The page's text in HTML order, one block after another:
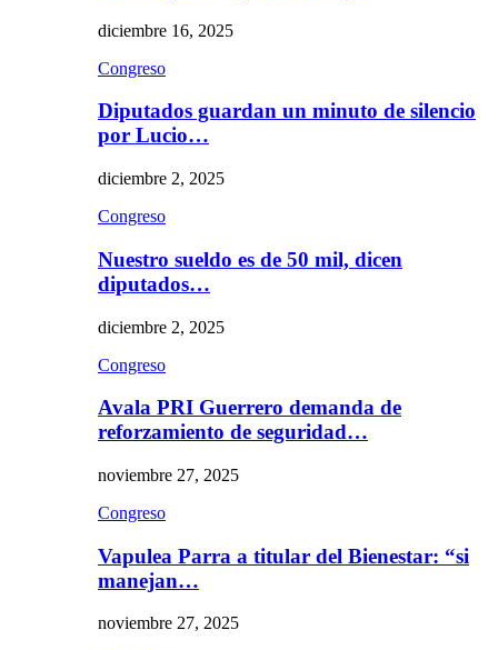
diciembre 16, 2025
Congreso
Diputados guardan un minuto de silencio
por Lucio…
diciembre 2, 2025
Congreso
Nuestro sueldo es de 50 mil, dicen
diputados…
diciembre 2, 2025
Congreso
Avala PRI Guerrero demanda de
reforzamiento de seguridad…
noviembre 27, 2025
Congreso
Vapulea Parra a titular del Bienestar: “si
manejan…
noviembre 27, 2025